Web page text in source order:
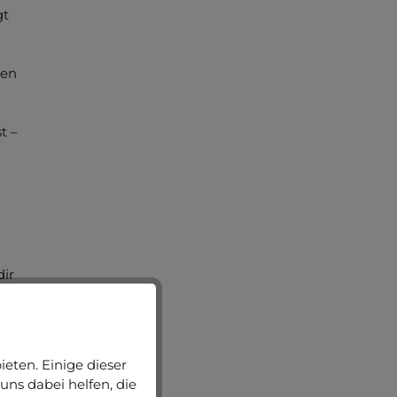
–
Einige dieser
dabei helfen, die